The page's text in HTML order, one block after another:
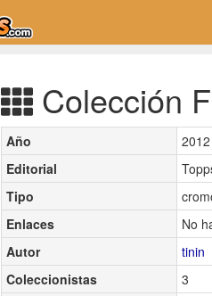
Colección
Año
2012
Editorial
Tipo
Enlaces
No
Autor
tinin
Coleccionistas
3